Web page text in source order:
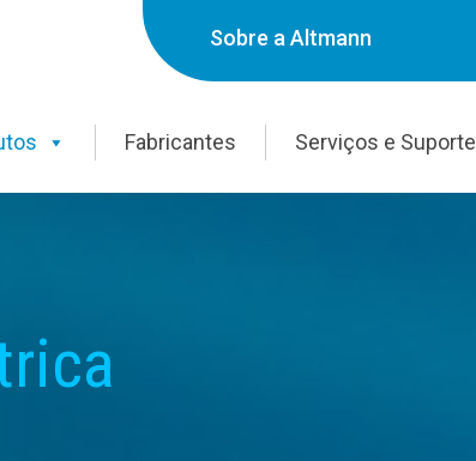
Sobre a Altmann
Fabricantes Serviços e Suporte